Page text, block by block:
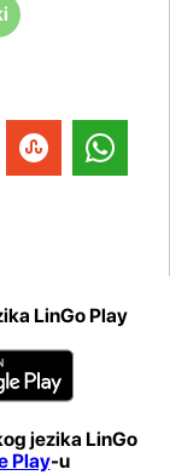
LinGo Play
jezika LinGo
Play-u